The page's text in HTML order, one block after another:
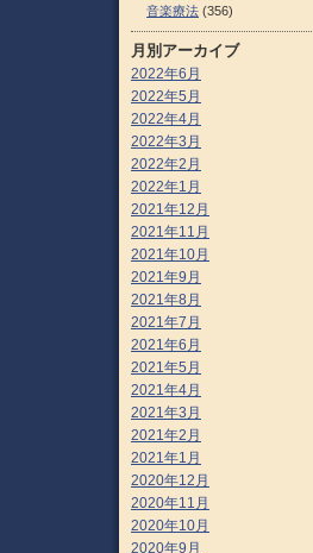
音楽療法 (356)
月別アーカイブ
2022年6月
2022年5月
2022年4月
2022年3月
2022年2月
2022年1月
2021年12月
2021年11月
2021年10月
2021年9月
2021年8月
2021年7月
2021年6月
2021年5月
2021年4月
2021年3月
2021年2月
2021年1月
2020年12月
2020年11月
2020年10月
2020年9月